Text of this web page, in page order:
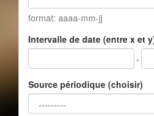
format: aaaa-mm-jj
Intervalle de date (entre x et
-
Source périodique (choisir)